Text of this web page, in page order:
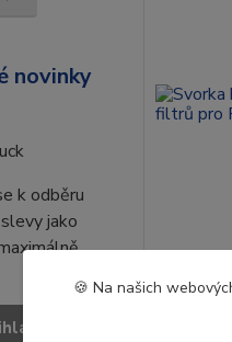
novinky
k odběru
jako
se
Svorka
🍪 Na našich